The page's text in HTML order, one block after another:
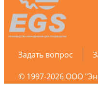
Задать вопрос
© 1997-2026 ООО